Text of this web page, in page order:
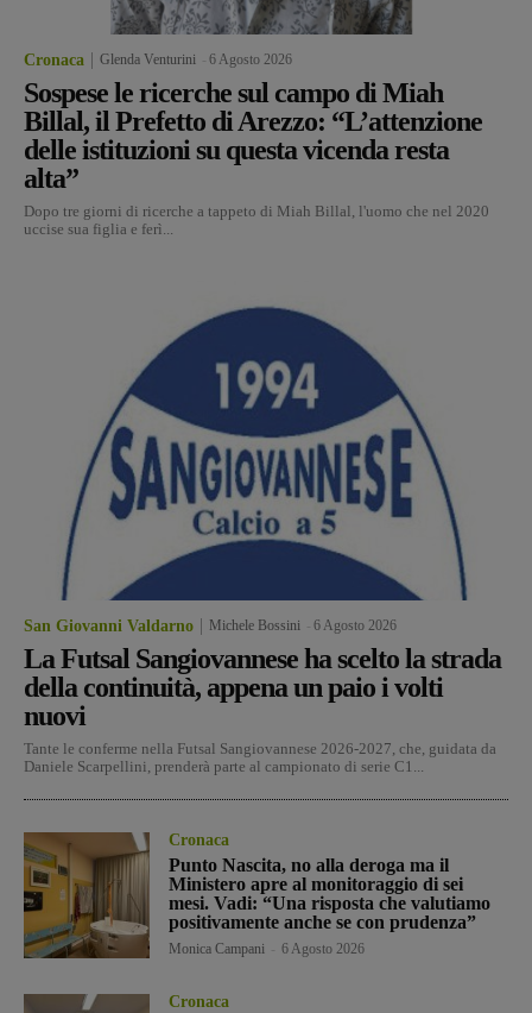
Cronaca Glenda Venturini 6 Agosto 2026
Sospese le ricerche sul campo di Miah
Billal, il Prefetto di Arezzo: “L’attenzione
delle istituzioni su questa vicenda resta
alta”
Dopo tre giorni di ricerche a tappeto di Miah Billal, l'uomo che nel 2020
uccise sua figlia e ferì...
San Giovanni Valdarno Michele Bossini 6 Agosto 2026
La Futsal Sangiovannese ha scelto la strada
della continuità, appena un paio i volti
nuovi
Tante le conferme nella Futsal Sangiovannese 2026-2027, che, guidata da
Daniele Scarpellini, prenderà parte al campionato di serie C1...
Cronaca
Punto Nascita, no alla deroga ma il
Ministero apre al monitoraggio di sei
mesi. Vadi: “Una risposta che valutiamo
positivamente anche se con prudenza”
Monica Campani 6 Agosto 2026
Cronaca